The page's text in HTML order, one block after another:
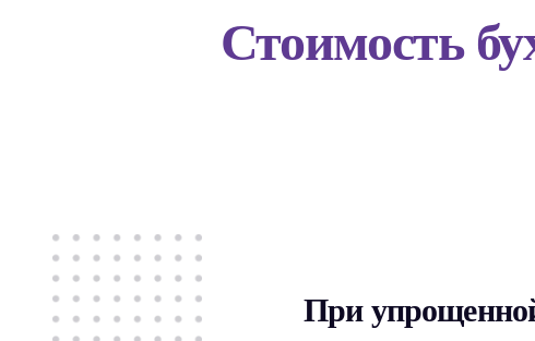
Стоимость
При